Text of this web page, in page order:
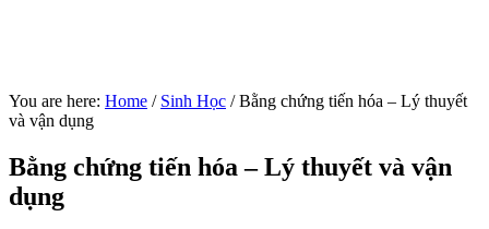
You are here: Home / Sinh Học /Bằng chứng tiến hóa – Lý thuyết
và vận dụng
Bằng chứng tiến hóa – Lý thuyết và vận
dụng